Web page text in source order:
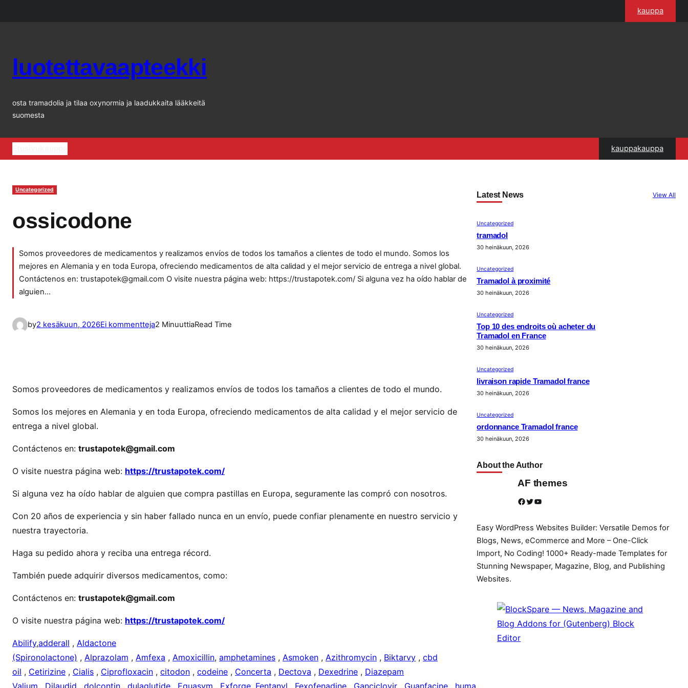
kauppa
luotettavaapteekki
osta tramadolia ja tilaa oxynormia ja laadukkaita lääkkeitä
suomesta
kauppakauppa
Uncategorized
ossicodone
Somos proveedores de medicamentos y realizamos envíos de todos los tamaños a clientes de todo el mundo. Somos los
mejores en Alemania y en toda Europa, ofreciendo medicamentos de alta calidad y el mejor servicio de entrega a nivel global.
Contáctenos en: trustapotek@gmail.com O visite nuestra página web: https://trustapotek.com/ Si alguna vez ha oído hablar de
alguien…
by2 kesäkuun, 2026Ei kommenttejaa
k
n
s
s
c
o
e
2 MinuuttiaRead Time
Somos proveedores de medicamentos y realizamos envíos de todos los tamaños a clientes de todo el mundo.
Somos los mejores en Alemania y en toda Europa, ofreciendo medicamentos de alta calidad y el mejor servicio de
entrega a nivel global.
Contáctenos en: trustapotek@gmail.com
O visite nuestra página web: https://trustapotek.com/
Si alguna vez ha oído hablar de alguien que compra pastillas en Europa, seguramente las compró con nosotros.
Con 20 años de experiencia y sin haber fallado nunca en un envío, puede confiar plenamente en nuestro servicio y
nuestra trayectoria.
Haga su pedido ahora y reciba una entrega récord.
También puede adquirir diversos medicamentos, como:
Contáctenos en: trustapotek@gmail.com
O visite nuestra página web: https://trustapotek.com/
Abilify,adderall , Aldactone
(Spironolactone) , Alprazolam , Amfexa , Amoxicillin, amphetamines , Asmoken , Azithromycin , Biktarvy , cbd
oil , Cetirizine , Cialis , Ciprofloxacin , citodon , codeine , Concerta , Dectova , Dexedrine , Diazepam
Valium , Dilaudid , dolcontin , dulaglutide , Equasym , Exforge ,Fentanyl , Fexofenadine , Ganciclovir , Guanfacine , huma
Latest News View All
Uncategorized
tramadol
30 heinäkuun, 2026
Uncategorized
Tramadol à proximité
30 heinäkuun, 2026
Uncategorized
Top 10 des endroits où acheter du
Tramadol en France
30 heinäkuun, 2026
Uncategorized
livraison rapide Tramadol france
30 heinäkuun, 2026
Uncategorized
ordonnance Tramadol france
30 heinäkuun, 2026
About the Author
AF themes
Facebook Twitter YouTube
Easy WordPress Websites Builder: Versatile Demos for
Blogs, News, eCommerce and More – One-Click
Import, No Coding! 1000+ Ready-made Templates for
Stunning Newspaper, Magazine, Blog, and Publishing
Websites.